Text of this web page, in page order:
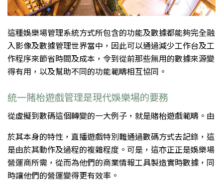
這種娛樂場管理系統方式所包含的功能及數據都能夠完全融
入影像及數據管理世界當中，因此可以通過減少工作台及工
作程序來節省時間及成本，令到從前那些無用的數據來源變
得有用，以及幫助不同的功能範疇相互協同。
統一賭枱遊戲管理是現代娛樂場的要務
從虛擬到數碼這個轉變的一大例子，就是賭枱遊戲範疇。由
於其本身的特性，直播遊戲特別難通過數碼方式去記錄，這
是由於其動作及過程的複雜程度。可是，這亦正正是娛樂場
營運商所需，從而為他們的商業情報工具製造實時數據，同
時讓他們的營運變得更有效率。